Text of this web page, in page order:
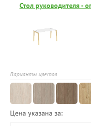
Стол руководителя -
Варианты цветов
Цена указана за: